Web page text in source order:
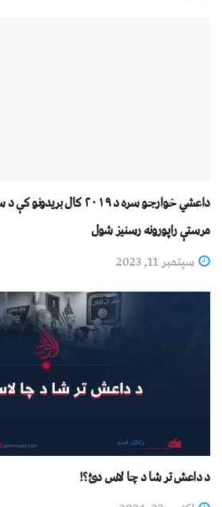
داعشي خوارجو سره د ۲۰۱۹
مرستې راپورونه رسنیز شول
سپتمبر 11, 2023
د داعش تر شا د چا لاس دئ؟!